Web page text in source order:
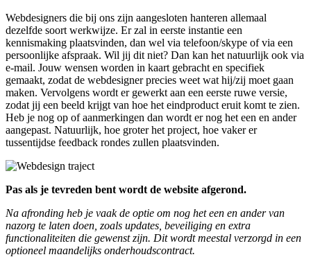
Webdesigners die bij ons zijn aangesloten hanteren allemaal
dezelfde soort werkwijze. Er zal in eerste instantie een
kennismaking plaatsvinden, dan wel via telefoon/skype of via een
persoonlijke afspraak. Wil jij dit niet? Dan kan het natuurlijk ook via
e-mail. Jouw wensen worden in kaart gebracht en specifiek
gemaakt, zodat de webdesigner precies weet wat hij/zij moet gaan
maken. Vervolgens wordt er gewerkt aan een eerste ruwe versie,
zodat jij een beeld krijgt van hoe het eindproduct eruit komt te zien.
Heb je nog op of aanmerkingen dan wordt er nog het een en ander
aangepast. Natuurlijk, hoe groter het project, hoe vaker er
tussentijdse feedback rondes zullen plaatsvinden.
Pas als je tevreden bent wordt de website afgerond.
Na afronding heb je vaak de optie om nog het een en ander van
nazorg te laten doen, zoals updates, beveiliging en extra
functionaliteiten die gewenst zijn. Dit wordt meestal verzorgd in een
optioneel maandelijks onderhoudscontract.